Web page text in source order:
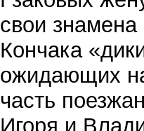
свои
Кончака
ожидающих
часть
Игоря и